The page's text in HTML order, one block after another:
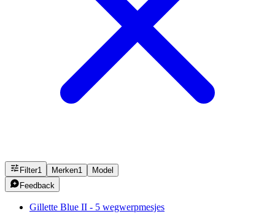
Filter1 Merken1
Model
Feedback
Gillette Blue II - 5 wegwerpmesjes